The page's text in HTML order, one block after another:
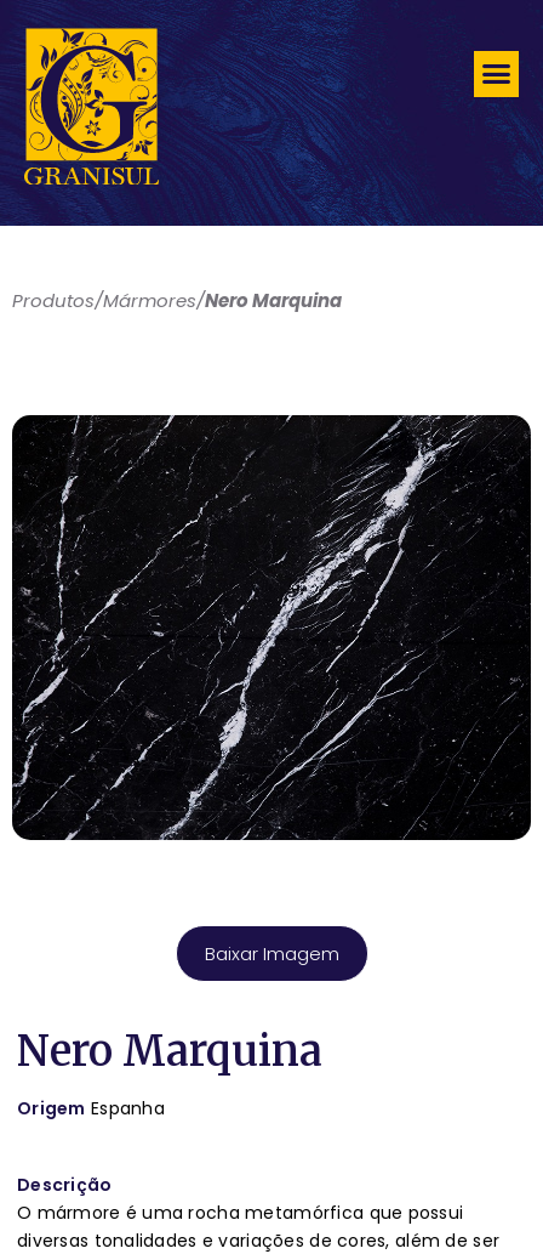
Produtos/Mármores/Nero Marquina
Baixar Imagem
Nero Marquina
Origem Espanha
Descrição
O mármore é uma rocha metamórfica que possui
diversas tonalidades e variações de cores, além de ser